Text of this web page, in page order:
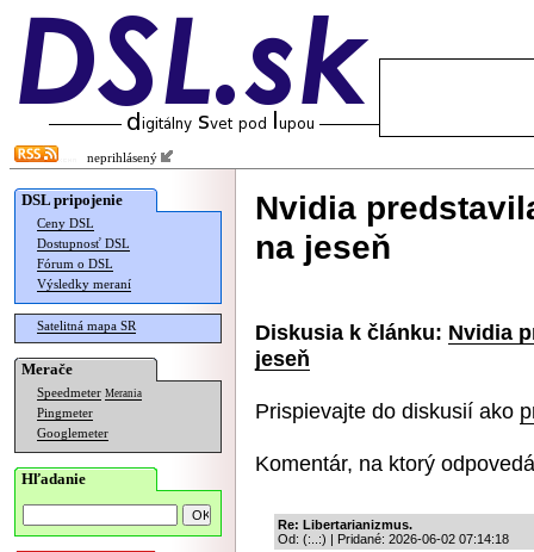
neprihlásený
DSL pripojenie
Ceny DSL
Dostupnosť DSL
Fórum o DSL
Výsledky meraní
Satelitná mapa SR
Merače
Speedmeter Merania
Pingmeter
Googlemeter
Hľadanie
Nvidia
na jeseň
Diskusia k článku: Nvidia
jeseň
Prispievajte do diskusií ako
Komentár, na ktorý
Re: Libertarianizmus.
Od: (:..:) | Pridané: 2026-06-02 07:14:18